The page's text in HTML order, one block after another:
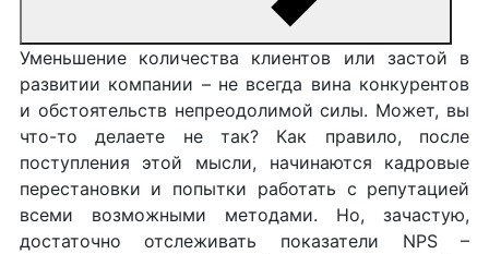
Уменьшение количества клиентов или застой в
развитии компании – не всегда вина конкурентов
и обстоятельств непреодолимой силы. Может, вы
что-то делаете не так? Как правило, после
поступления этой мысли, начинаются кадровые
перестановки и попытки работать с репутацией
всеми возможными методами. Но, зачастую,
достаточно отслеживать показатели NPS –